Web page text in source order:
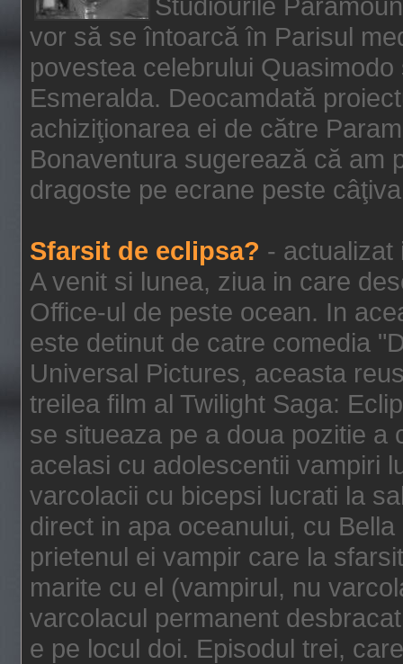
vor să se întoarcă în Parisul
povestea celebrului
Esmeralda. Deocamdată
achiziţionarea ei de către
Bonaventura sugerează că am
dragoste pe ecrane peste
Sfarsit de eclipsa? - actualizat
A venit si lunea, ziua in care
Office-ul de peste ocean. In
este detinut de catre comedia
Universal Pictures, aceasta
treilea film al Twilight Saga:
se situeaza pe a doua pozitie a
acelasi cu adolescentii vampiri
varcolacii cu bicepsi lucrati la
direct in apa oceanului, cu
prietenul ei vampir care la
marite cu el (vampirul, nu
varcolacul permanent
e pe locul doi. Episodul trei,